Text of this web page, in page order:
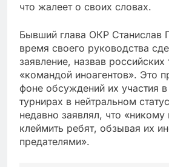
что жалеет о своих словах.
Бывший глава ОКР Станислав
время своего руководства
заявление, назвав российских
«командой иноагентов». Это
фоне обсуждений их участия
турнирах в нейтральном
недавно заявлял, что «никому
клеймить ребят, обзывая их
предателями».